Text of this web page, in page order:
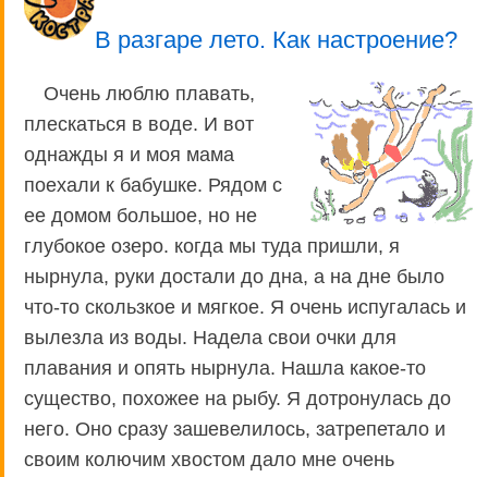
В разгаре лето. Как настроение?
Очень люблю плавать,
плескаться в воде. И вот
однажды я и моя мама
поехали к бабушке. Рядом с
ее домом большое, но не
глубокое озеро. когда мы туда пришли, я
нырнула, руки достали до дна, а на дне было
что-то скользкое и мягкое. Я очень испугалась и
вылезла из воды. Надела свои очки для
плавания и опять нырнула. Нашла какое-то
существо, похожее на рыбу. Я дотронулась до
него. Оно сразу зашевелилось, затрепетало и
своим колючим хвостом дало мне очень